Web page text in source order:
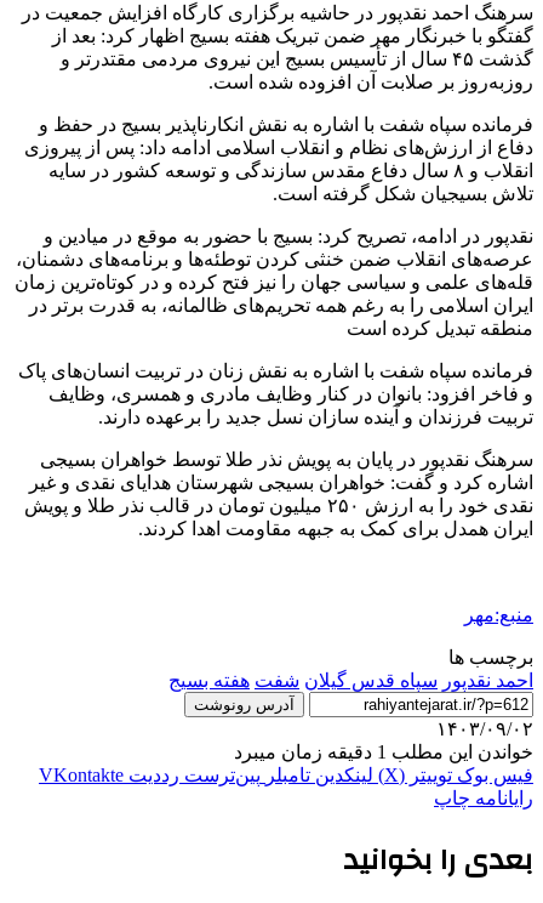
سرهنگ احمد نقدپور در حاشیه برگزاری کارگاه افزایش جمعیت در
گفتگو با خبرنگار مهر ضمن تبریک هفته بسیج اظهار کرد: بعد از
گذشت ۴۵ سال از تأسیس بسیج این نیروی مردمی مقتدرتر و
روزبه‌روز بر صلابت آن افزوده شده است.
فرمانده سپاه شفت با اشاره به نقش انکارناپذیر بسیج در حفظ و
دفاع از ارزش‌های نظام و انقلاب اسلامی ادامه داد: پس از پیروزی
انقلاب و ۸ سال دفاع مقدس سازندگی و توسعه کشور در سایه
تلاش بسیجیان شکل گرفته است.
نقدپور در ادامه، تصریح کرد: بسیج با حضور به موقع در میادین و
عرصه‌های انقلاب ضمن خنثی کردن توطئه‌ها و برنامه‌های دشمنان،
قله‌های علمی و سیاسی جهان را نیز فتح کرده و در کوتاه‌ترین زمان
ایران اسلامی را به رغم همه تحریم‌های ظالمانه، به قدرت برتر در
منطقه تبدیل کرده است
فرمانده سپاه شفت با اشاره به نقش زنان در تربیت انسان‌های پاک
و فاخر افزود: بانوان در کنار وظایف مادری و همسری، وظایف
تربیت فرزندان و آینده سازان نسل جدید را برعهده دارند.
سرهنگ نقدپور در پایان به پویش نذر طلا توسط خواهران بسیجی
اشاره کرد و گفت: خواهران بسیجی شهرستان هدایای نقدی و غیر
نقدی خود را به ارزش ۲۵۰ میلیون تومان در قالب نذر طلا و پویش
ایران همدل برای کمک به جبهه مقاومت اهدا کردند.
منبع:مهر
برچسب ها
احمد نقدپور سپاه قدس گیلان شفت هفته بسیج
آدرس رونوشت
۱۴۰۳/۰۹/۰۲
خواندن این مطلب 1 دقیقه زمان میبرد
فیس بوک توییتر (X) لینکدین ‫تامبلر ‫پین‌ترست ‫رددیت ‫VKontakte
رایانامه چاپ
بعدی را بخوانید